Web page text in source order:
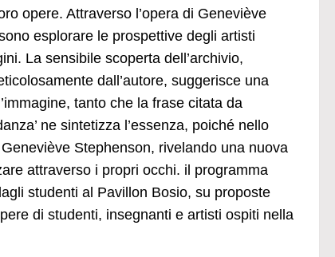
opere. Attraverso l’opera di Geneviève
esplorare le prospettive degli artisti
La sensibile scoperta dell’archivio,
dall’autore, suggerisce una
tanto che la frase citata da
ne sintetizza l’essenza, poiché nello
Stephenson, rivelando una nuova
attraverso i propri occhi. il programma
studenti al Pavillon Bosio, su proposte
di studenti, insegnanti e artisti ospiti nella